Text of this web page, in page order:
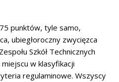
punktów, tyle samo,
ubiegłoroczny zwycięzca
Szkół Technicznych
w klasyfikacji
regulaminowe. Wszyscy